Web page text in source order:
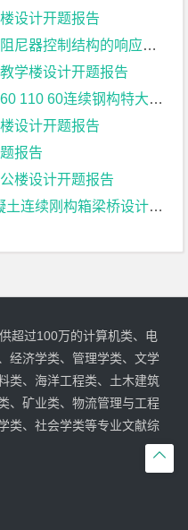
设计开题报告
结构的响应特征研究开题报告
学楼设计开题报告
钢构特大桥上部结构设计开题报告
设计开题报告
报告
楼设计开题报告
续刚构箱梁桥设计开题报告

超过100万的计算机类、电
经济学类、管理学类、文学
类、海洋工程类、土木建筑
、矿业类、物流管理与工程
类、社会学类等专业文献综